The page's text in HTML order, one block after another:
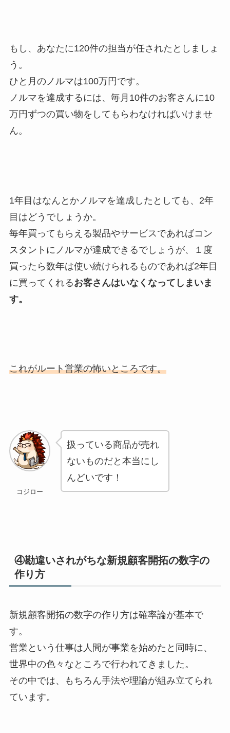
もし、あなたに120件の担当が任されたとしましょ
う。
ひと月のノルマは100万円です。
ノルマを達成するには、毎月10件のお客さんに10
万円ずつの買い物をしてもらわなければいけませ
ん。
1年目はなんとかノルマを達成したとしても、2年
目はどうでしょうか。
毎年買ってもらえる製品やサービスであればコン
スタントにノルマが達成できるでしょうが、１度
買ったら数年は使い続けられるものであれば2年目
に買ってくれるお客さんはいなくなってしまいま
す。
これがルート営業の怖いところです。
コジロー
扱っている商品が売れ
ないものだと本当にし
んどいです！
④勘違いされがちな新規顧客開拓の数字の
作り方
新規顧客開拓の数字の作り方は確率論が基本で
す。
営業という仕事は人間が事業を始めたと同時に、
世界中の色々なところで行われてきました。
その中では、もちろん手法や理論が組み立てられ
ています。